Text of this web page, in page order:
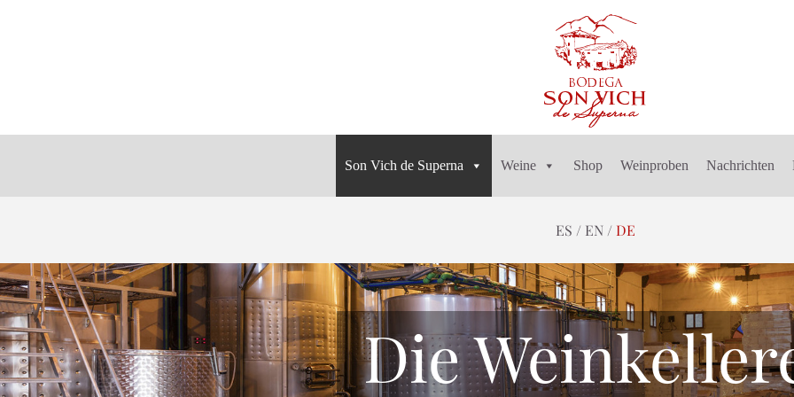
Son Vich de Superna Weine Shop Weinproben Nachrichten
ES EN DE
Die